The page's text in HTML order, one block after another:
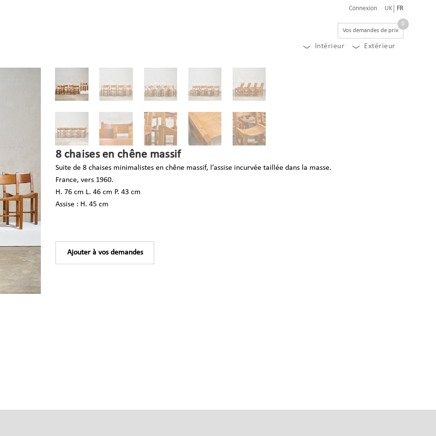
Connexion UK FR
Intérieur Extérieur
Vos demandes de prix
0
8 chaises en chêne massif
Suite de 8 chaises minimalistes en chêne massif, l’assise incurvée taillée dans la masse.
France, vers 1960.
H. 76 cm L. 46 cm P. 43 cm
Assise : H. 45 cm
Ajouter à vos demandes